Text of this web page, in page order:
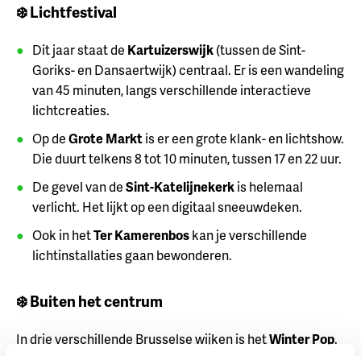
❄️ Lichtfestival
Dit jaar staat de Kartuizerswijk(tussen de Sint-
Goriks- en Dansaertwijk) centraal. Er is een wandeling
van 45 minuten, langs verschillende interactieve
lichtcreaties.
Op deGrote Marktis er een grote klank- en lichtshow.
Die duurt telkens 8 tot 10 minuten, tussen 17 en 22 uur.
De gevel van deSint-Katelijnekerkis helemaal
verlicht. Het lijkt op een digitaal sneeuwdeken.
Ook in hetTer Kamerenboskan je verschillende
lichtinstallaties gaan bewonderen.
❄️ Buiten het centrum
In drie verschillende Brusselse wijken is hetWinter Pop.